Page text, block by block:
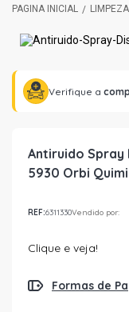
Verifique a
Antiruido Spray
5930 Orbi
REF:6311330Vendido por:
Clique e veja!
Formas de